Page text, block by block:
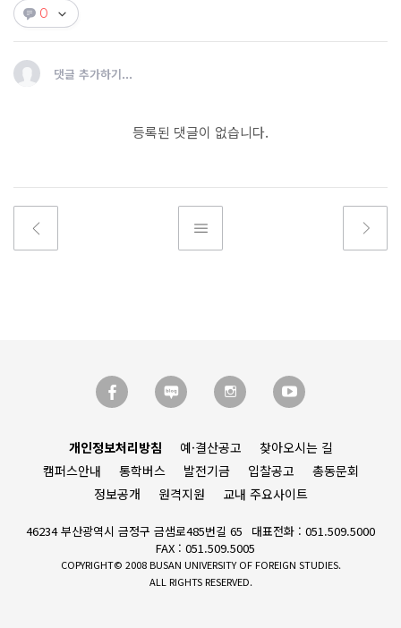
0
댓글 추가하기...
등록된 댓글이 없습니다.
개인정보처리방침 예·결산공고
찾아오시는 길
캠퍼스안내
통학버스 발전기금 입찰공고
총동문회
정보공개
원격지원 교내 주요사이트
46234 부산광역시 금정구 금샘로485번길 65
대표전화 : 051.509.5000
FAX : 051.509.5005
COPYRIGHT© 2008 BUSAN UNIVERSITY OF FOREIGN STUDIES.
ALL RIGHTS RESERVED.